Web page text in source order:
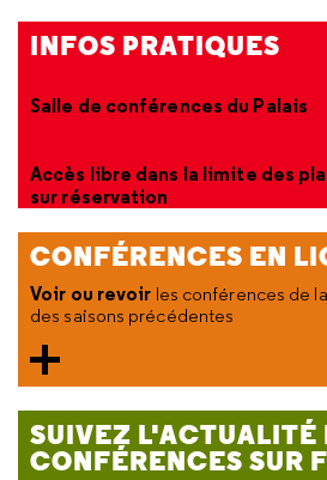
INFOS PRATIQUES
Salle de conférences du Palais
Accès libre dans la limite des
sur réservation
CONFÉRENCES EN
Voir ou revoir les conférences de
des saisons précédentes
SUIVEZ L'ACTUALITÉ
CONFÉRENCES SUR